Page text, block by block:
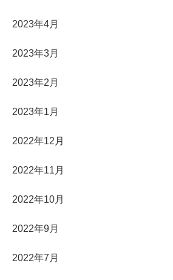
2023年4月
2023年3月
2023年2月
2023年1月
2022年12月
2022年11月
2022年10月
2022年9月
2022年7月